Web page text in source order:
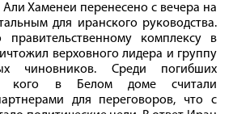
Али Хаменеи перенесено с вечера на
для иранского руководства.
комплексу в
верховного лидера и группу
чиновников. Среди погибших
кого в Белом доме считали
для переговоров, что с